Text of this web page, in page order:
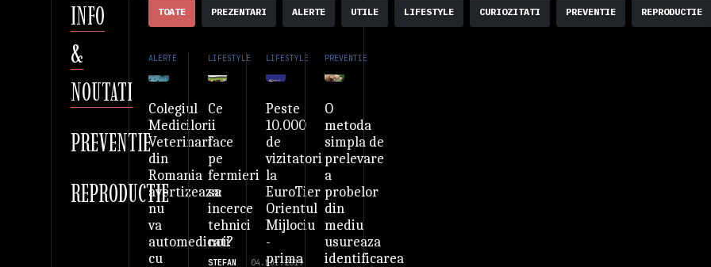
INFO
&
NOUTATI
PREVENTIE
REPRODUCTIE
TOATE PREZENTARI ALERTE UTILE LIFESTYLE CURIOZITATI PREVENTIE REPRODUCTIE
ALERTE
Colegiul
Medicilor
Veterinari
din
Romania
avertizeaza:
nu
va
automedicati
cu
LIFESTYLE
Ce
ii
face
pe
fermieri
sa
incerce
tehnici
noi?
STEFAN
04.NOI.2019
LIFESTYLE
Peste
10.000
de
vizitatori
la
EuroTier
Orientul
Mijlociu
-
prima
PREVENTIE
O
metoda
simpla de
prelevare
a
probelor
din
mediu
usureaza
identificarea